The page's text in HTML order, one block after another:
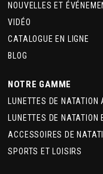
NOUVELLES ET
VIDÉO
CATALOGUE EN LIGNE
BLOG
NOTRE GAMME
LUNETTES DE NATATION
LUNETTES DE NATATION
ACCESSOIRES DE
SPORTS ET LOISIRS